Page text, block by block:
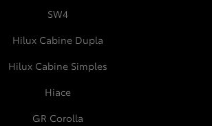
SW4
Hilux Cabine Dupla
Hilux Cabine Simples
Hiace
GR Corolla